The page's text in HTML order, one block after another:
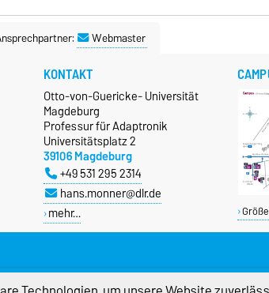
Webmaster
KONTAKT
Otto-von-Guericke- Universität
Magdeburg
Professur für Adaptronik
Universitätsplatz 2
39106 Magdeburg
+49 531 295 2314
hans.monner@dlr.de
mehr…